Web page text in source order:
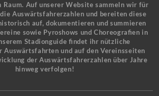
Raum. Auf unserer Website sammeln wir für
die Auswärtsfahrerzahlen und bereiten diese
auf, dokumentieren und summieren
sowie Pyroshows und Choreografien in
Stadionguide findet ihr nützliche
Auswärtsfahrten und auf den Vereinsseiten
der Auswärtsfahrerzahlen über Jahre
hinweg verfolgen!